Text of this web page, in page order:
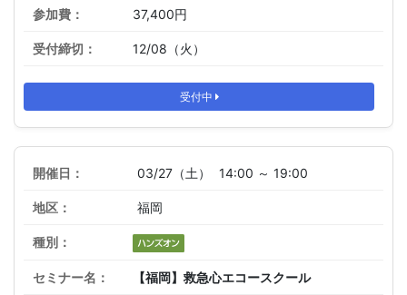
37,400円
12/08（火）
受付中
03/27（土） 14:00 ～ 19:00
福岡
【福岡】救急心エコースクール